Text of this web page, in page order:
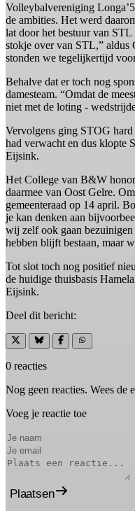
Volleybalvereniging
de ambities. Het werd
lat door het bestuur van
stokje over van STL,” aldus
stonden we tegelijkertijd
Behalve dat er toch nog
damesteam. “Omdat de
niet met de loting -
Vervolgens ging STOG hard
had verwacht en dus klopte
Eijsink.
Het College van B&W
daarmee van Oost Gelre.
gemeenteraad op 14 april.
je kan denken aan
wij zelf ook gaan
hebben blijft bestaan, maar
Tot slot toch nog positief
de huidige thuisbasis
Eijsink.
Deel dit bericht:
0 reacties
Nog geen reacties. Wees de
Voeg je reactie toe
Plaatsen